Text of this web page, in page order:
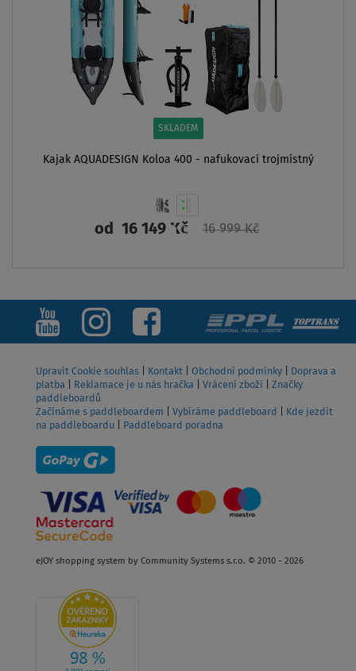
SKLADEM
Kajak AQUADESIGN Koloa 400 - nafukovací trojmístný
od 16 149 Kč 16 999 Kč
Upravit Cookie souhlas Kontakt Obchodní podmínky
Doprava a
platba
Reklamace je u nás hračka Vrácení zboží
Značky
paddleboardů
Začínáme s paddleboardem
Vybíráme paddleboard
Kde jezdit
na paddleboardu
Paddleboard poradna
eJOY shopping system by Community Systems s.r.o. © 2010 - 2026